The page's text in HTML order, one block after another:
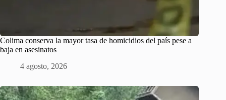
Colima conserva la mayor tasa de homicidios del país pese a
baja en asesinatos
4 agosto, 2026